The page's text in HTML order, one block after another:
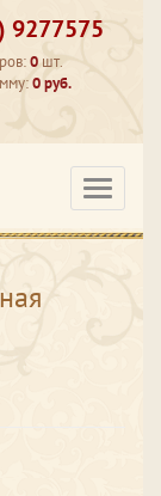
9277575
0 шт.
0 руб.